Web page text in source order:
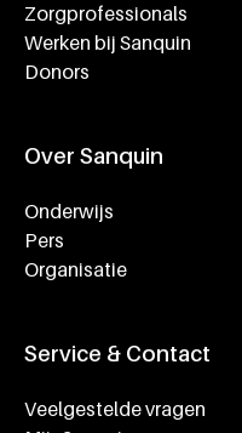
Zorgprofessionals
Werken bij Sanquin
Donors
Over Sanquin
Onderwijs
Pers
Organisatie
Service & Contact
Veelgestelde vragen